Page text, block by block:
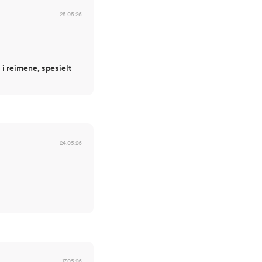
25.05.26
i reimene, spesielt
24.05.26